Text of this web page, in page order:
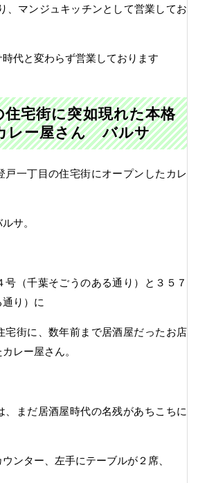
、マンジュキッチンとして営業してお
代と変わらず営業しております
住宅街に突如現れた本格
レー屋さん バルサ
戸一丁目の住宅街にオープンしたカレ
サ。
号（千葉そごうのある通り）と３５７
り）に
宅街に、数年前まで居酒屋だったお店
レー屋さん。
、まだ居酒屋時代の名残があちこちに
ンター、左手にテーブルが２席、